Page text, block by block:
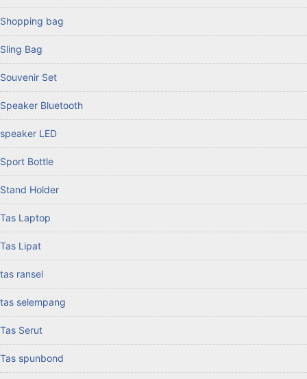
Shopping bag
Sling Bag
Souvenir Set
Speaker Bluetooth
speaker LED
Sport Bottle
Stand Holder
Tas Laptop
Tas Lipat
tas ransel
tas selempang
Tas Serut
Tas spunbond